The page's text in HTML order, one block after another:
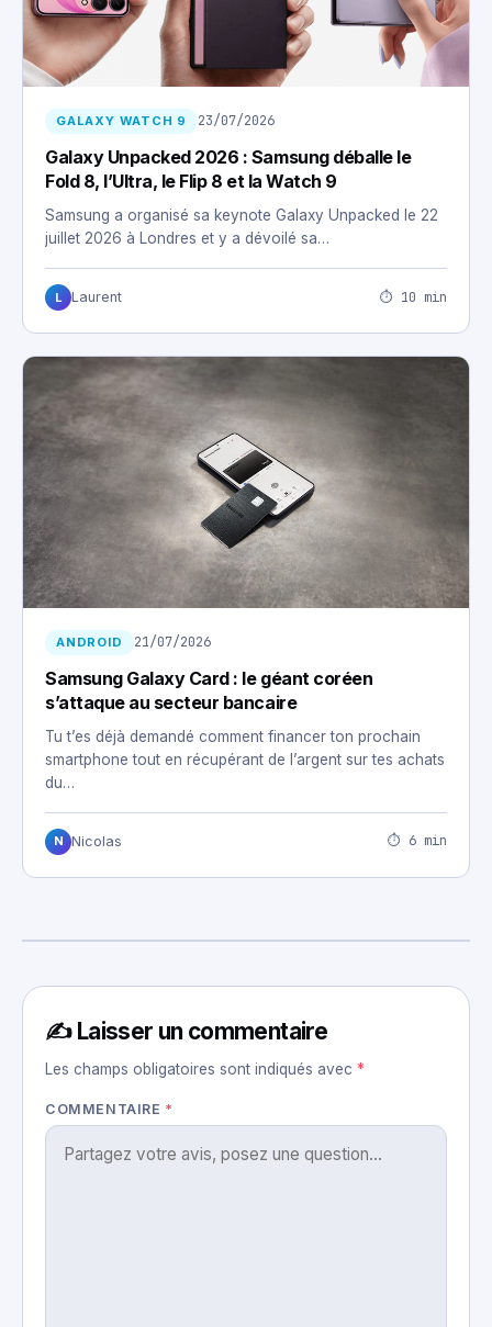
GALAXY WATCH 9 23/07/2026
Galaxy Unpacked 2026 : Samsung déballe le
Fold 8, l’Ultra, le Flip 8 et la Watch 9
Samsung a organisé sa keynote Galaxy Unpacked le 22
juillet 2026 à Londres et y a dévoilé sa…
L Laurent ⏱ 10 min
ANDROID 21/07/2026
Samsung Galaxy Card : le géant coréen
s’attaque au secteur bancaire
Tu t’es déjà demandé comment financer ton prochain
smartphone tout en récupérant de l’argent sur tes achats
du…
N Nicolas ⏱ 6 min
✍️ Laisser un commentaire
Les champs obligatoires sont indiqués avec *
COMMENTAIRE *